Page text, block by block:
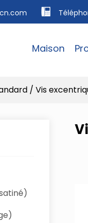
Maison
/ Vis